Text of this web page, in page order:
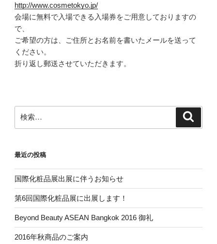
http://www.cosmetokyo.jp/
会場に無料で入場できる入場券をご用意しておりますの
で、
ご希望の方は、ご住所とお名前を書いたメールを送って
ください。
折り返し郵送させていただきます。
索:
最近の投稿
国際化粧品展出展に伴うお知らせ
第6回国際化粧品展に出展します！
Beyond Beauty ASEAN Bangkok 2016 御礼
2016年秋商品のご案内